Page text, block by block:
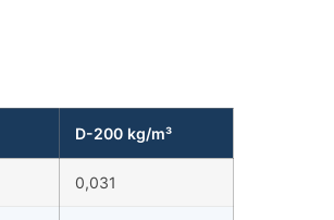
D-200 kg/m³
0,031